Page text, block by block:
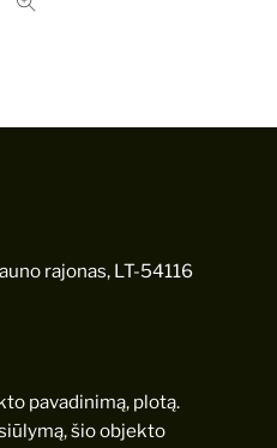
rajonas, LT-54116
pavadinimą, plotą.
šio objekto